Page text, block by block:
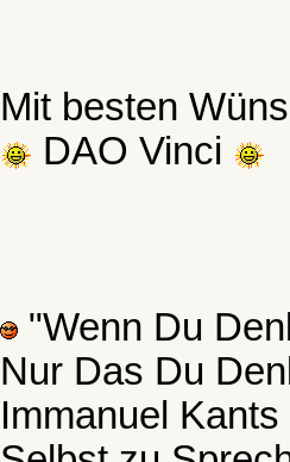
Mit besten
DAO Vinci
"Wenn Du
Nur Das Du
Immanuel